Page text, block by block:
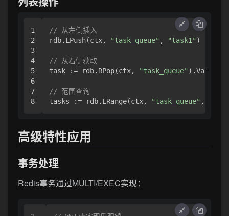
1
2
3
4
5
6
7
// 从左侧插入
rdb.LPush(ctx,
"task_queue" , "task1" )
// 从右侧获取
task := rdb.RPop(ctx,
"task_queue" ).Val()
// 范围查询
tasks := rdb.LRange(ctx,
"task_queue" ,
高级特性应用
事务处理
Redis事务通过MULTI/EXEC实现：